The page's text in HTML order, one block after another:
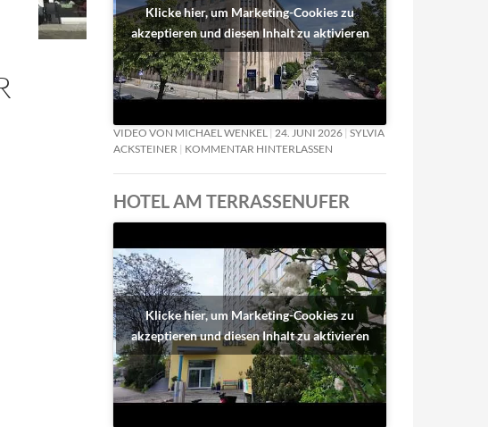
/ REISEBERICHT
Klicke hier, um Marketing-Cookies zu
akzeptieren und diesen Inhalt zu aktivieren
VIDEO VON MICHAEL WENKEL 24. JUNI 2026 SYLVIA
ACKSTEINER
KOMMENTAR HINTERLASSEN
HOTEL AM TERRASSENUFER
Klicke hier, um Marketing-Cookies zu
akzeptieren und diesen Inhalt zu aktivieren